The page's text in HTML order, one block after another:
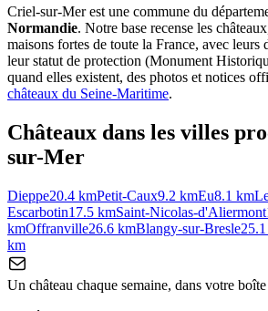
Criel-sur-Merest une commune du
Normandie. Notre base recense les
maisons fortes de toute la France, avec leurs
leur statut de protection (Monument
quand elles existent, des photos et notices
châteaux du Seine-Maritime.
Châteaux dans les villes
sur-Mer
Dieppe20.4 kmPetit-Caux9.2 kmEu8.1 km
Escarbotin17.5 kmSaint-Nicolas-d'Aliermont
kmOffranville26.6 kmBlangy-sur-Bresle25.1
km
Un château chaque semaine, dans votre